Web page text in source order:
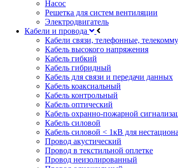
Насос
Решетка для систем вентиляции
Электродвигатель
Кабели и провода
Кабели связи, телефонные,
Кабель высокого напряжения
Кабель гибкий
Кабель гибридный
Кабель для связи и передачи данных
Кабель коаксиальный
Кабель контрольный
Кабель оптический
Кабель охранно-пожарной
Кабель силовой
Кабель силовой < 1кВ для
Провод акустический
Провод в текстильной оплетке
Провод неизолированный